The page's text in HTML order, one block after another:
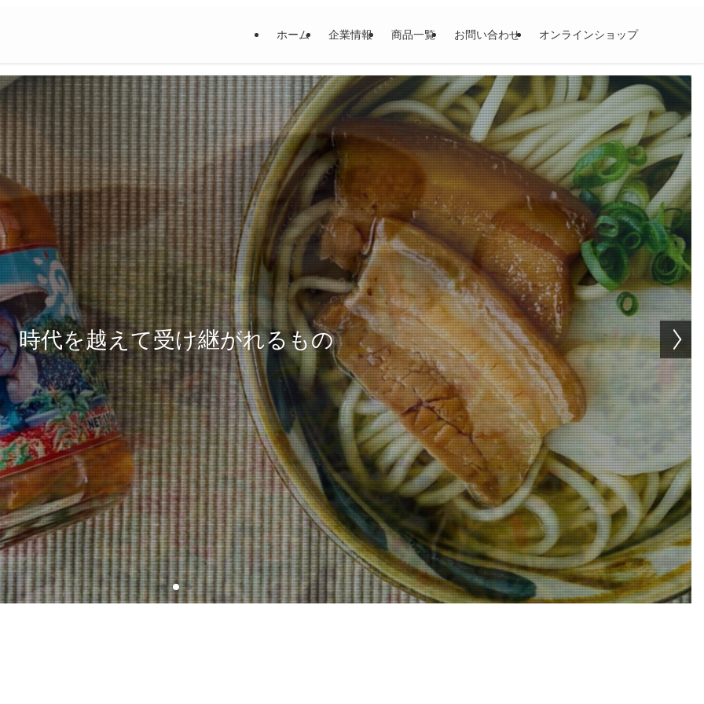
ホーム 企業情報 商品一覧 お問い合わせ オンラインショップ
時代を越えて受け継がれるもの